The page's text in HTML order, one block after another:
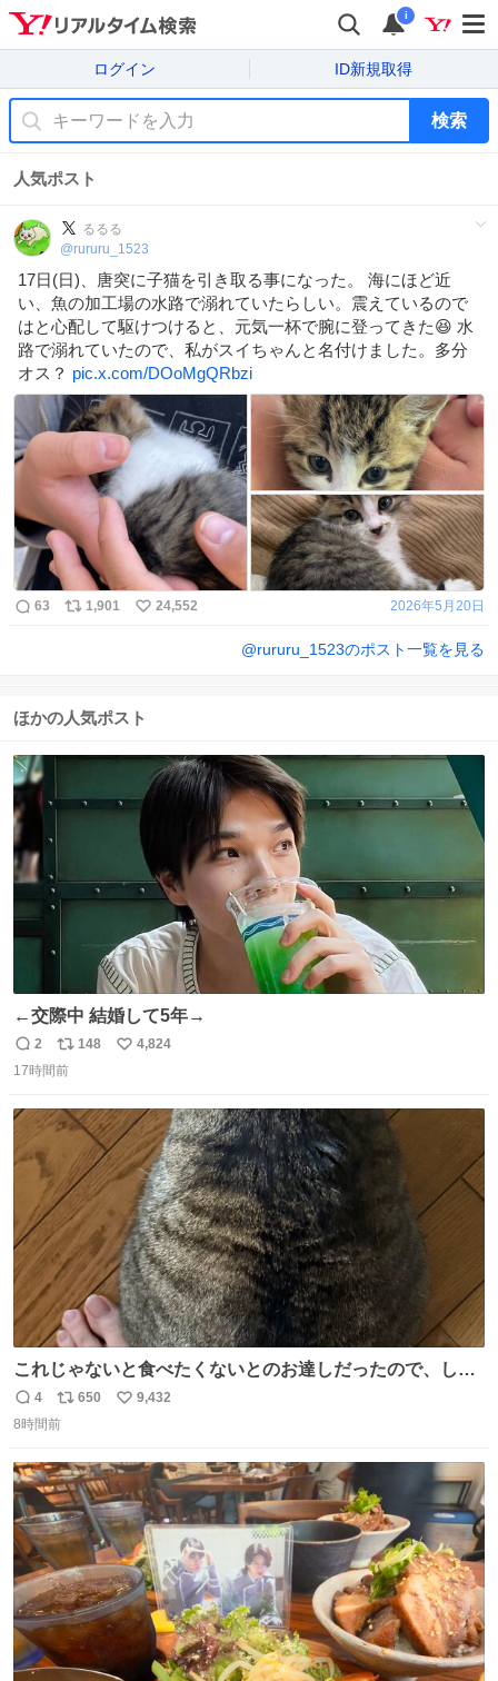
i
ログイン ID新規取得
検索
人気ポスト
るるる
@rururu_1523
17日(日)、唐突に子猫を引き取る事になった。 海にほど近
い、魚の加工場の水路で溺れていたらしい。震えているので
はと心配して駆けつけると、元気一杯で腕に登ってきた😆 水
路で溺れていたので、私がスイちゃんと名付けました。多分
オス？ pic.x.com/DOoMgQRbzi
63 1,901 24,552 2026年5月20日
@rururu_1523のポスト一覧を見る
ほかの人気ポスト
←交際中 結婚して5年→
返
信
2
リ
ポ
ト
148
い
数
4,824
17時間前
これじゃないと食べたくないとのお達しだったので、しっ
ぽ置き場係になっている
返
信
4
リ
ポ
ト
数
650
い
数
9,432
8時間前